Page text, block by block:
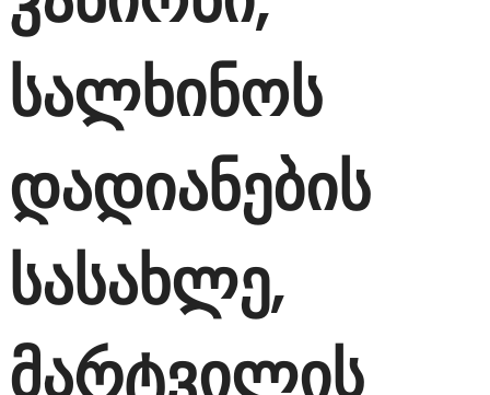
სალხინოს
დადიანების
სასახლე,
მარტვილის